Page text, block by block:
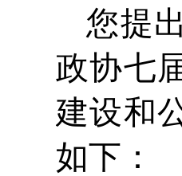
您提
政协七
建设和
如下：